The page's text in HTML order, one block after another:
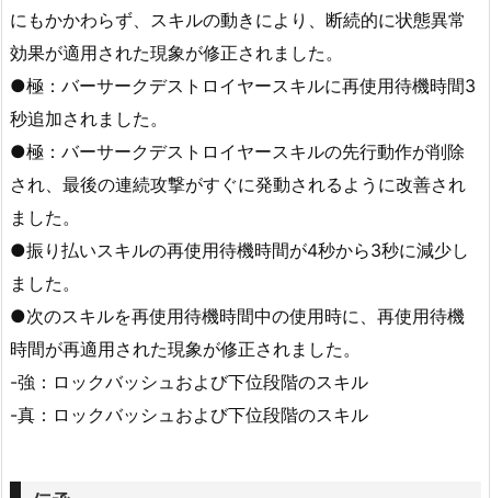
にもかかわらず、スキルの動きにより、断続的に状態異常
効果が適用された現象が修正されました。
●極：バーサークデストロイヤースキルに再使用待機時間3
秒追加されました。
●極：バーサークデストロイヤースキルの先行動作が削除
され、最後の連続攻撃がすぐに発動されるように改善され
ました。
●振り払いスキルの再使用待機時間が4秒から3秒に減少し
ました。
●次のスキルを再使用待機時間中の使用時に、再使用待機
時間が再適用された現象が修正されました。
-強：ロックバッシュおよび下位段階のスキル
-真：ロックバッシュおよび下位段階のスキル